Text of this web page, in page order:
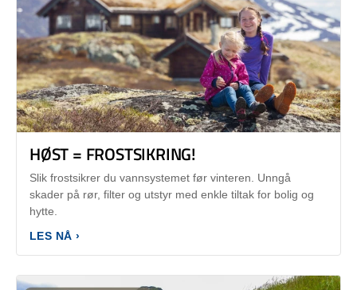
HØST = FROSTSIKRING!
Slik frostsikrer du vannsystemet før vinteren. Unngå
skader på rør, filter og utstyr med enkle tiltak for bolig og
hytte.
LES NÅ ›